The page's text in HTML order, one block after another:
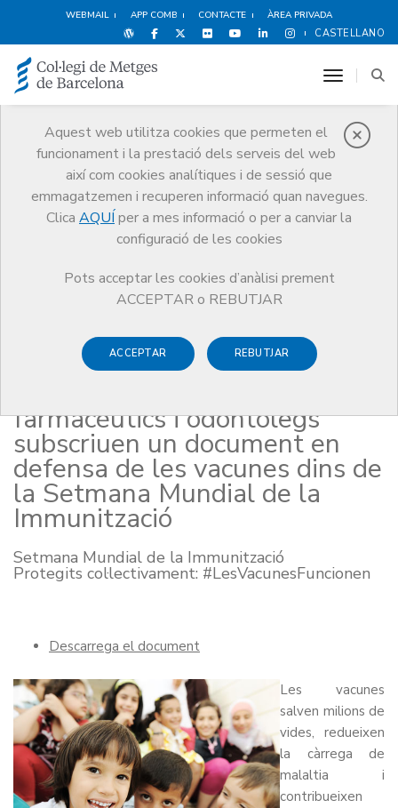
WEBMAIL APP COMB CONTACTE ÀREA PRIVADA
CASTELLANO
Aquest web utilitza cookies que permeten el
funcionament i la prestació dels serveis del web
així com cookies analítiques i de sessió que
emmagatzemen i recuperen informació quan navegues.
Clica AQUÍ per a mes informació o per a canviar la
configuració de les cookies
Pots acceptar les cookies d’anàlisi prement
ACCEPTAR o REBUTJAR
ACCEPTAR REBUTJAR
toggle
Notícies
Comunicació
Notícies
Metges, infermeres, farmacèutics i odontòlegs subscriuen un document
en defensa de les vacunes dins de la Setmana Mundial de la
Immunització
26 D’ABRIL DE 2018
farmacèutics i odontòlegs
subscriuen un document en
defensa de les vacunes dins de
la Setmana Mundial de la
Immunització
Setmana Mundial de la Immunització
Protegits col·lectivament: #LesVacunesFuncionen
Descarrega el document
Les vacunes
salven milions de
vides, redueixen
la càrrega de
malaltia i
contribueixen